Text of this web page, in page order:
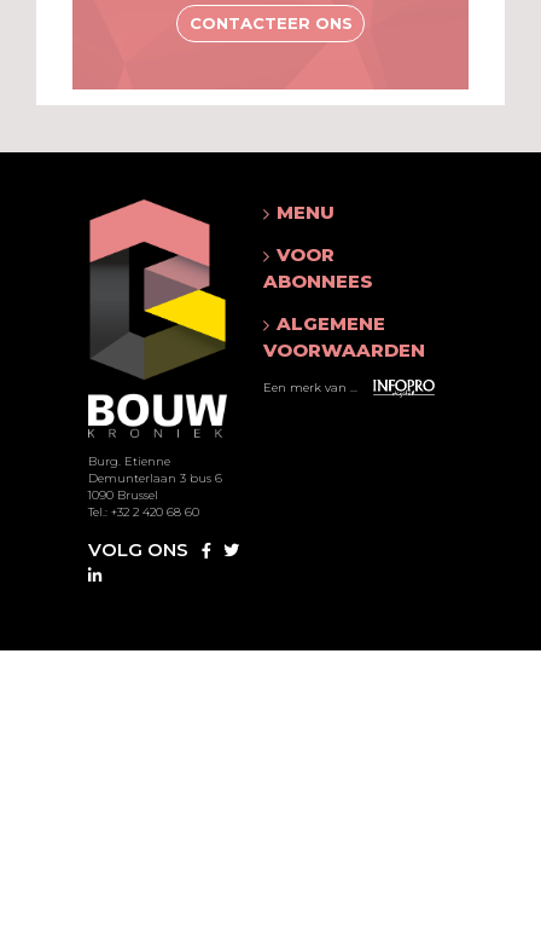
CONTACTEER ONS
Burg. Etienne
Demunterlaan 3 bus 6
1090 Brussel
Tel.: +32 2 420 68 60
VOLG ONS
MENU
VOOR
ABONNEES
ALGEMENE
VOORWAARDEN
Een merk van ...